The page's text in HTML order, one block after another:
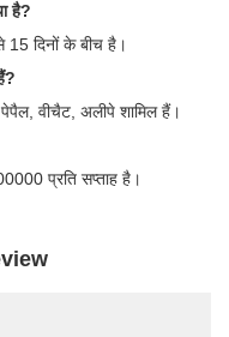
है?
15 दिनों के बीच है।
पेपैल, वीचैट, अलीपे शामिल हैं।
प्रति सप्ताह है।